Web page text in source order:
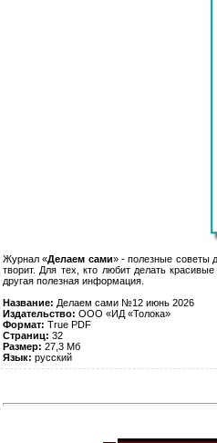
Журнал «Делаем сами» - полезные советы
творит. Для тех, кто любит делать
другая полезная информация.
Название: Делаем сами №12 июнь 2026
Издательство: ООО «ИД «Толока»
Формат: True PDF
Страниц: 32
Размер: 27,3 Мб
Язык: русский